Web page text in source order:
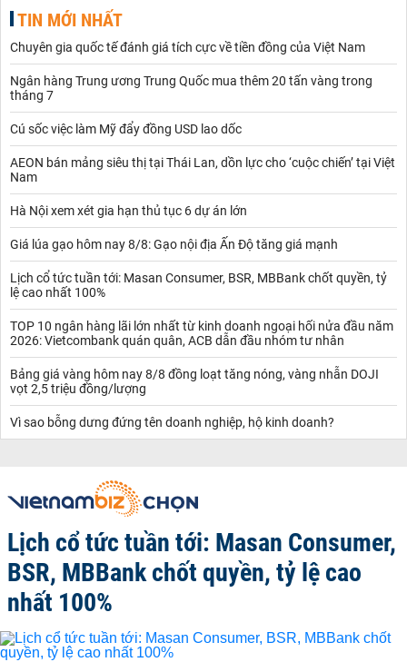
TIN MỚI NHẤT
Chuyên gia quốc tế đánh giá tích cực về tiền đồng của Việt Nam
Ngân hàng Trung ương Trung Quốc mua thêm 20 tấn vàng trong
tháng 7
Cú sốc việc làm Mỹ đẩy đồng USD lao dốc
AEON bán mảng siêu thị tại Thái Lan, dồn lực cho ‘cuộc chiến’ tại Việt
Nam
Hà Nội xem xét gia hạn thủ tục 6 dự án lớn
Giá lúa gạo hôm nay 8/8: Gạo nội địa Ấn Độ tăng giá mạnh
Lịch cổ tức tuần tới: Masan Consumer, BSR, MBBank chốt quyền, tỷ
lệ cao nhất 100%
TOP 10 ngân hàng lãi lớn nhất từ kinh doanh ngoại hối nửa đầu năm
2026: Vietcombank quán quân, ACB dẫn đầu nhóm tư nhân
Bảng giá vàng hôm nay 8/8 đồng loạt tăng nóng, vàng nhẫn DOJI
vọt 2,5 triệu đồng/lượng
Vì sao bỗng dưng đứng tên doanh nghiệp, hộ kinh doanh?
Lịch cổ tức tuần tới: Masan Consumer,
BSR, MBBank chốt quyền, tỷ lệ cao
nhất 100%